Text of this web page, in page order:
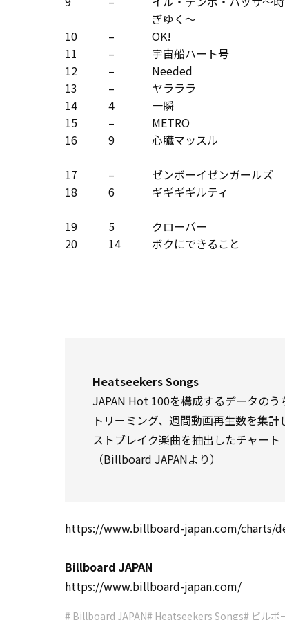
ぎゆく～
10 – OK!
11
– 宇宙船ハート号
12
– Needed
13
– ヤラララ
14
4 一瞬
15
– METRO
16
9 心臓マッスル
17 – ゼンボーイゼンガールズ
18
6 ギギギギルティ
19 5 クローバー
20
14 ボクにできること
Heatseekers Songs
JAPAN Hot 100を構成するデータの
トリーミング、週間動画再生数を集
ストブレイク楽曲を抽出したチャート
（Billboard JAPANより）
https://www.billboard-japan.com/charts/
Billboard JAPAN
https://www.billboard-japan.com/
# Billboard JAPAN# Heatseekers Songs# ビルボ